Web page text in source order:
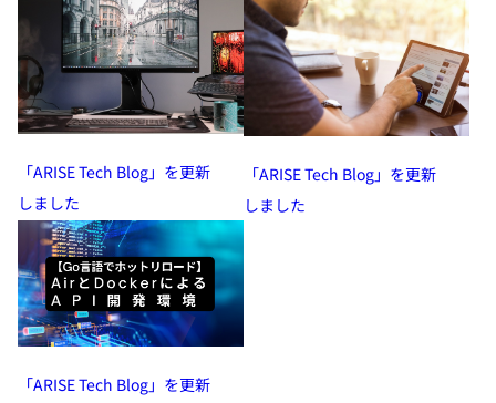
「ARISE Tech Blog」を更新
しました
「ARISE Tech Blog」を更新
しました
「ARISE Tech Blog」を更新